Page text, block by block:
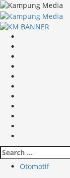
Skip
to
content
Primary
Menu
Search
for:
Otomotif